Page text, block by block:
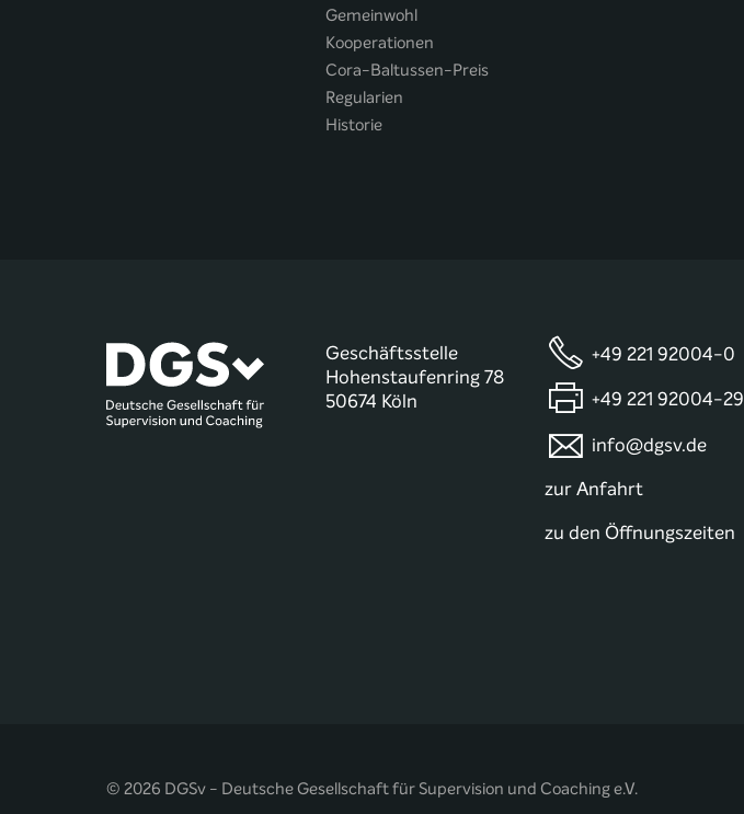
Gemeinwohl
Kooperationen
Cora-Baltussen-Preis
Regularien
Historie
Geschäftsstelle
Hohenstaufenring 78
50674 Köln
+49 221 92004-0
+49 221 92004-29
info@dgsv.de
zur Anfahrt
zu den Öffnungszeiten
© 2026 DGSv - Deutsche Gesellschaft für Supervision und Coaching e.V.